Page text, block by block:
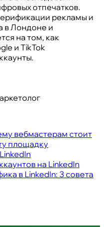
отпечатков.
рекламы и
в Лондоне и
на том, как
и TikTok
вебмастерам стоит
площадку
на LinkedIn
в LinkedIn: 3 совета